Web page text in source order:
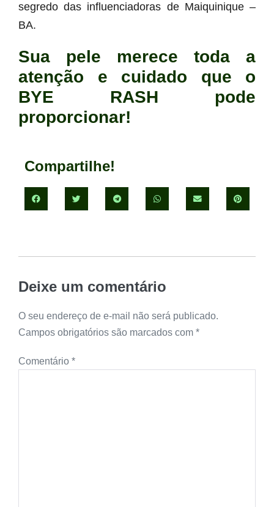
segredo das influenciadoras de Maiquinique –
BA.
Sua pele merece toda a
atenção e cuidado que o
BYE RASH pode
proporcionar!
Compartilhe!
Deixe um comentário
O seu endereço de e-mail não será publicado.
Campos obrigatórios são marcados com *
Comentário *